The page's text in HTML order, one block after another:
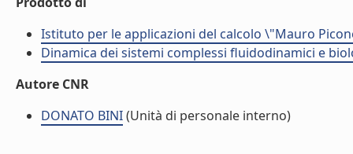
Istituto per le applicazioni del calcolo \"Mauro
Dinamica dei sistemi complessi fluidodinamici e
Autore CNR
DONATO BINI(Unità di personale interno)